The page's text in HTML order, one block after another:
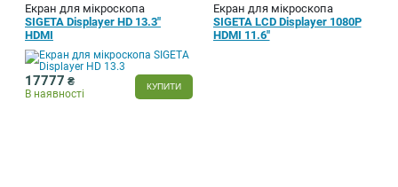
Екран для мікроскопа
SIGETA Displayer HD 13.3"
HDMI
17777 ₴
В наявності
КУПИТИ
Екран для мікроскопа
SIGETA LCD Displayer 1080P
HDMI 11.6"